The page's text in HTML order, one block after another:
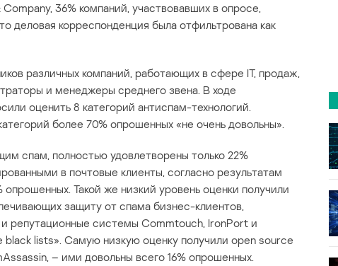
36% компаний, участвовавших в опросе,
деловая корреспонденция была отфильтрована как
различных компаний, работающих в сфере IT, продаж,
и менеджеры среднего звена. В ходе
оценить 8 категорий антиспам-технологий.
более 70% опрошенных «не очень довольны».
спам, полностью удовлетворены только 22%
в почтовые клиенты, согласно результатам
опрошенных. Такой же низкий уровень оценки получили
защиту от спама бизнес-клиентов,
репутационные системы Commtouch, IronPort и
black lists». Самую низкую оценку получили open source
– ими довольны всего 16% опрошенных.